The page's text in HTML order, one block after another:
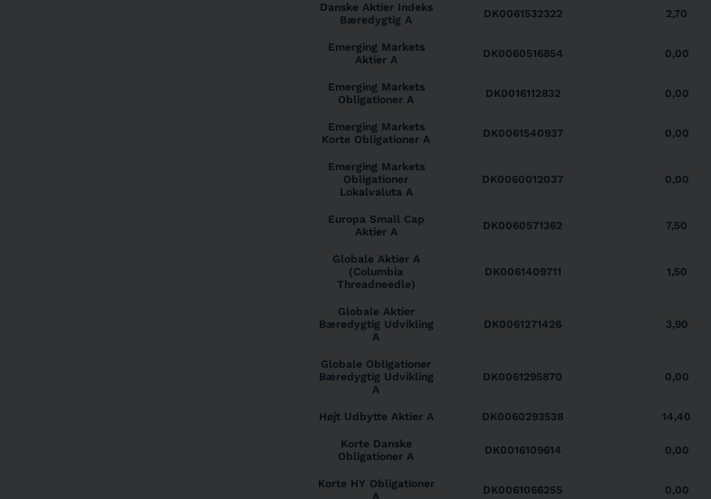
Danske Aktier Indeks
Bæredygtig A
DK0061532322 2,70
Emerging Markets
Aktier A
DK0060516854 0,00
Emerging Markets
Obligationer A
DK0016112832 0,00
Emerging Markets
Korte Obligationer A
DK0061540937 0,00
Emerging Markets
Obligationer
Lokalvaluta A
DK0060012037 0,00
Europa Small Cap
Aktier A
DK0060571362 7,50
Globale Aktier A
(Columbia
Threadneedle)
DK0061409711 1,50
Globale Aktier
Bæredygtig Udvikling
A
DK0061271426 3,90
Globale Obligationer
Bæredygtig Udvikling
A
DK0061295870 0,00
Højt Udbytte Aktier A DK0060293538 14,40
Korte Danske
Obligationer A
DK0016109614 0,00
Korte HY Obligationer
A
DK0061066255 0,00